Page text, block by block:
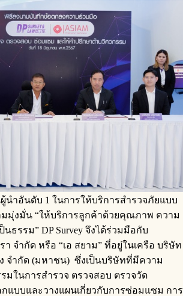
นำอันดับ 1 ในการให้บริการสำรวจภัยแบบ
มมุ่งมั่น “ให้บริการลูกค้าด้วยคุณภาพ ความ
นธรรม” DP Survey จึงได้ร่วมมือกับ
จำกัด หรือ “เอ สยาม” ที่อยู่ในเครือ บริษัท
จำกัด (มหาชน) ซึ่งเป็นบริษัทที่มีความ
มในการสำรวจ ตรวจสอบ ตรวจวัด
กแบบและวางแผนเกี่ยวกับการซ่อมแซม การ